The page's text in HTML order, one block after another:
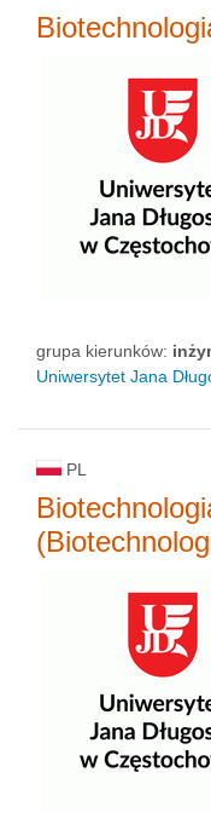
grupa kierunków:
Uniwersytet Jana
PL